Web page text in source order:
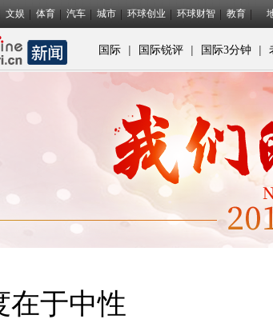
文娱 体育 汽车 城市 环球创业 环球财智 教育
国际 | 国际锐评 | 国际3分钟 |
在于中性